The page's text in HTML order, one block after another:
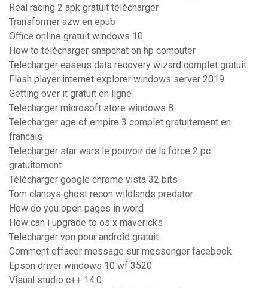
Real racing 2 apk gratuit télécharger
Transformer azw en epub
Office online gratuit windows 10
How to télécharger snapchat on hp computer
Telecharger easeus data recovery wizard complet gratuit
Flash player internet explorer windows server 2019
Getting over it gratuit en ligne
Telecharger microsoft store windows 8
Telecharger age of empire 3 complet gratuitement en
francais
Telecharger star wars le pouvoir de la force 2 pc
gratuitement
Télécharger google chrome vista 32 bits
Tom clancys ghost recon wildlands predator
How do you open pages in word
How can i upgrade to os x mavericks
Telecharger vpn pour android gratuit
Comment effacer message sur messenger facebook
Epson driver windows 10 wf 3520
Visual studio c++ 14.0